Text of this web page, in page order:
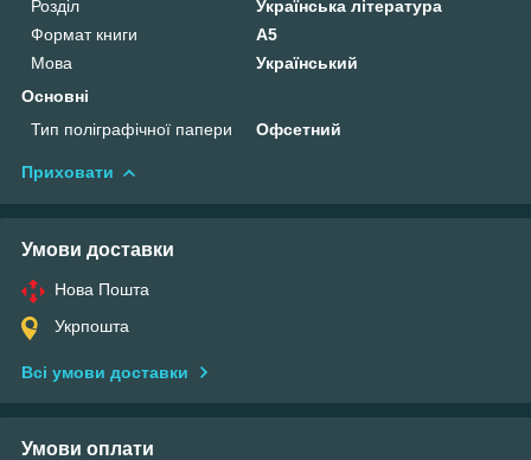
Розділ
Українська література
Формат книги
А5
Мова
Український
Основні
Тип поліграфічної папери
Офсетний
Приховати
Умови доставки
Нова Пошта
Укрпошта
Всі умови доставки
Умови оплати